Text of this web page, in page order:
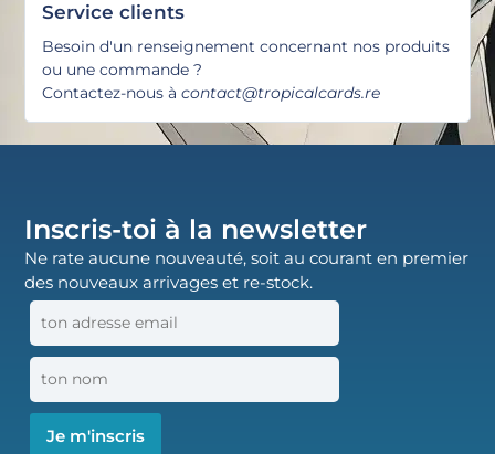
Service clients
Besoin d'un renseignement concernant nos produits
ou une commande ?
Contactez-nous àcontact@tropicalcards.re
Inscris-toi à la newsletter
Ne rate aucune nouveauté, soit au courant en premier
des nouveaux arrivages et re-stock.